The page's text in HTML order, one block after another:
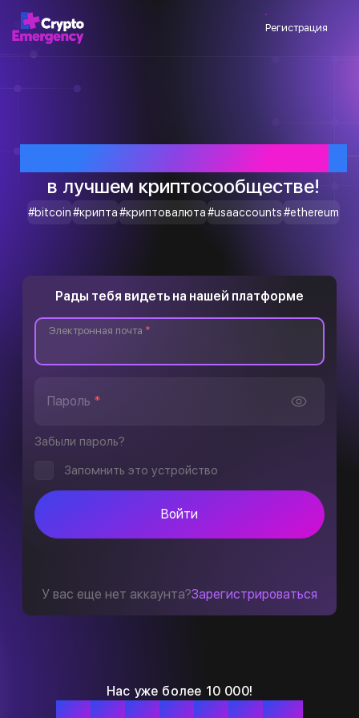
Регистрация
в лучшем криптосообществе!
#bitcoin#крипта#криптовалюта#usaaccounts#ethereum
Нас уже более 10 000!
Рады тебя видеть на нашей платформе
Электронная почта *
Пароль *
Забыли пароль?
Запомнить это устройство
Войти
У вас еще нет аккаунта?Зарегистрироваться